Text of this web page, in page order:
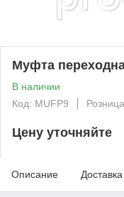
Муфта
В наличии
Код: MUFP9
Розница
Цену уточняйте
Описание Доставка